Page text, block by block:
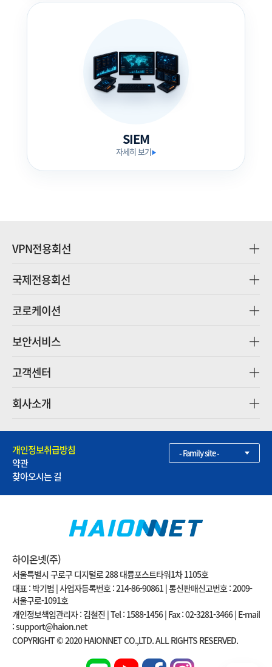
SIEM
자세히 보기▶
VPN전용회선
국제전용회선
코로케이션
보안서비스
고객센터
회사소개
개인정보취급방침
약관
찾아오시는 길
- Family site -
하이온넷(주)
서울특별시 구로구 디지털로 288 대륭포스트타워1차 1105호
대표 : 박기범 | 사업자등록번호 : 214-86-90861 | 통신판매신고번호 : 2009-
서울구로-1091호
개인정보책임관리자 : 김철진 | Tel : 1588-1456 | Fax : 02-3281-3466 | E-mail
: support@haion.net
COPYRIGHT © 2020 HAIONNET CO.,LTD. ALL RIGHTS RESERVED.